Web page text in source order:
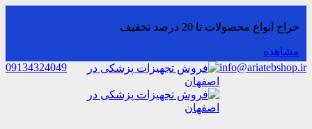
حراج انواع محصولات تا 20 درصد تخفیف
مشاهده
info@ariatebshop.ir
09134324049